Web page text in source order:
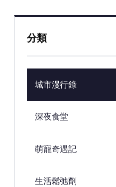
分類
城市漫行錄
深夜食堂
萌寵奇遇記
生活鬆弛劑